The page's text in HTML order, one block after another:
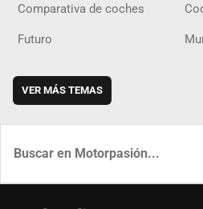
Comparativa de coches
Futuro
VER MÁS TEMAS